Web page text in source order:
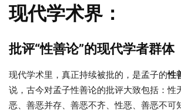
现代学术界：
批评“性善论”的现代学者群体
现代学术里，真正持续被批的，是孟子的性
说，古今对孟子性善论的批评大致包括：性
恶、善恶并存、善恶不齐、性恶、善恶不可